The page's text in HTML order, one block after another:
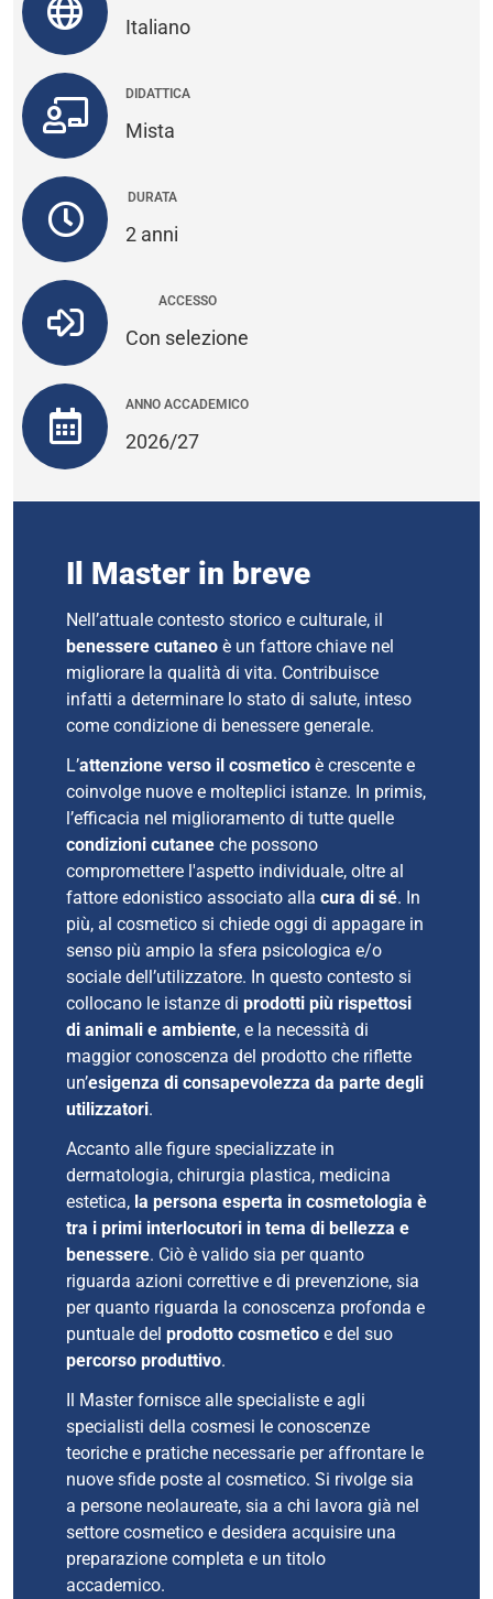
Italiano
DIDATTICA
Mista
DURATA
2 anni
ACCESSO
Con selezione
ANNO ACCADEMICO
2026/27
Il Master in breve
Nell’attuale contesto storico e culturale, il
benessere cutaneo è un fattore chiave nel
migliorare la qualità di vita. Contribuisce
infatti a determinare lo stato di salute, inteso
come condizione di benessere generale.
L’attenzione verso il cosmetico è crescente e
coinvolge nuove e molteplici istanze. In primis,
l’efficacia nel miglioramento di tutte quelle
condizioni cutanee che possono
compromettere l'aspetto individuale, oltre al
fattore edonistico associato alla cura di sé. In
più, al cosmetico si chiede oggi di appagare in
senso più ampio la sfera psicologica e/o
sociale dell’utilizzatore. In questo contesto si
collocano le istanze di prodotti più rispettosi
di animali e ambiente, e la necessità di
maggior conoscenza del prodotto che riflette
un’esigenza di consapevolezza da parte degli
utilizzatori.
Accanto alle figure specializzate in
dermatologia, chirurgia plastica, medicina
estetica, la persona esperta in cosmetologia è
tra i primi interlocutori in tema di bellezza e
benessere. Ciò è valido sia per quanto
riguarda azioni correttive e di prevenzione, sia
per quanto riguarda la conoscenza profonda e
puntuale del prodotto cosmetico e del suo
percorso produttivo.
Il Master fornisce alle specialiste e agli
specialisti della cosmesi le conoscenze
teoriche e pratiche necessarie per affrontare le
nuove sfide poste al cosmetico. Si rivolge sia
a persone neolaureate, sia a chi lavora già nel
settore cosmetico e desidera acquisire una
preparazione completa e un titolo
accademico.